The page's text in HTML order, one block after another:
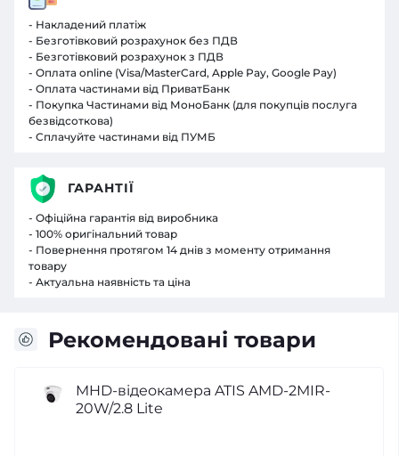
Рекомендовані товари
MHD-відеокамера ATIS AMD-2MIR-
20W/2.8 Lite
- Накладений платіж
- Безготівковий розрахунок без ПДВ
- Безготівковий розрахунок з ПДВ
- Оплата online (Visa/MasterCard, Apple Pay, Google Pay)
- Оплата частинами від ПриватБанк
- Покупка Частинами від МоноБанк (для покупців послуга
безвідсоткова)
- Сплачуйте частинами від ПУМБ
ГАРАНТІЇ
- Офіційна гарантія від виробника
- 100% оригінальний товар
- Повернення протягом 14 днів з моменту отримання
товару
- Актуальна наявність та ціна